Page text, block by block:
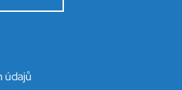
údajů